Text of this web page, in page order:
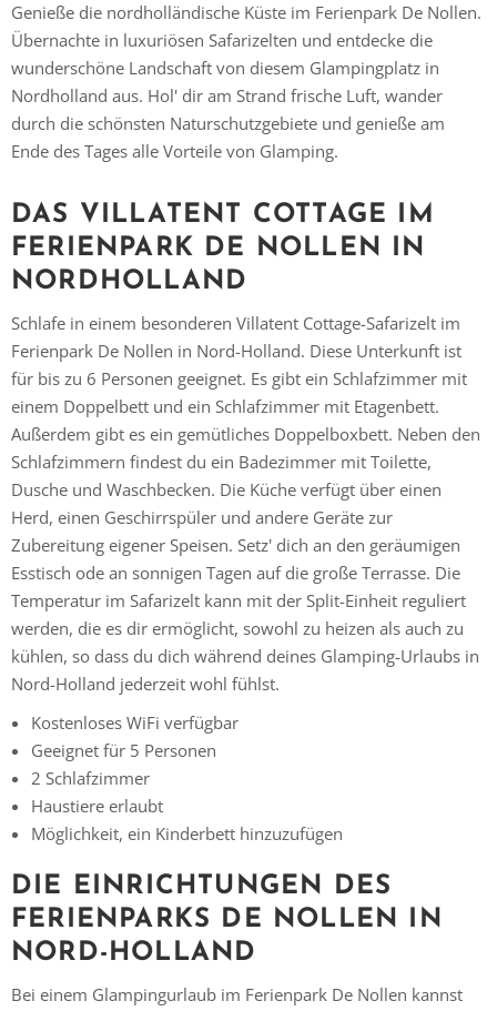
Genieße die nordholländische Küste im Ferienpark De Nollen.
Übernachte in luxuriösen Safarizelten und entdecke die
wunderschöne Landschaft von diesem Glampingplatz in
Nordholland aus. Hol' dir am Strand frische Luft, wander
durch die schönsten Naturschutzgebiete und genieße am
Ende des Tages alle Vorteile von Glamping.
DAS VILLATENT COTTAGE IM
FERIENPARK DE NOLLEN IN
NORDHOLLAND
Schlafe in einem besonderen Villatent Cottage-Safarizelt im
Ferienpark De Nollen in Nord-Holland. Diese Unterkunft ist
für bis zu 6 Personen geeignet. Es gibt ein Schlafzimmer mit
einem Doppelbett und ein Schlafzimmer mit Etagenbett.
Außerdem gibt es ein gemütliches Doppelboxbett. Neben den
Schlafzimmern findest du ein Badezimmer mit Toilette,
Dusche und Waschbecken. Die Küche verfügt über einen
Herd, einen Geschirrspüler und andere Geräte zur
Zubereitung eigener Speisen. Setz' dich an den geräumigen
Esstisch ode an sonnigen Tagen auf die große Terrasse. Die
Temperatur im Safarizelt kann mit der Split-Einheit reguliert
werden, die es dir ermöglicht, sowohl zu heizen als auch zu
kühlen, so dass du dich während deines Glamping-Urlaubs in
Nord-Holland jederzeit wohl fühlst.
Kostenloses WiFi verfügbar
Geeignet für 5 Personen
2 Schlafzimmer
Haustiere erlaubt
Möglichkeit, ein Kinderbett hinzuzufügen
DIE EINRICHTUNGEN DES
FERIENPARKS DE NOLLEN IN
NORD-HOLLAND
Bei einem Glampingurlaub im Ferienpark De Nollen kannst